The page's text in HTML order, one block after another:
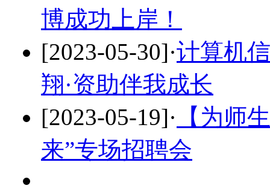
博成功上岸！
[2023-05-30]·计算机
翔·资助伴我成长
[2023-05-19]· 【为师
来”专场招聘会